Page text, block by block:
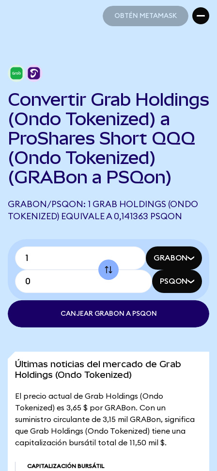
OBTÉN METAMASK
Convertir Grab Holdings
(Ondo Tokenized) a
ProShares Short QQQ
(Ondo Tokenized)
(GRABon a PSQon)
GRABON/PSQON: 1 GRAB HOLDINGS (ONDO
TOKENIZED) EQUIVALE A 0,141363 PSQON
GRABON
PSQON
CANJEAR GRABON A PSQON
Últimas noticias del mercado de Grab
Holdings (Ondo Tokenized)
El precio actual de Grab Holdings (Ondo
Tokenized) es 3,65 $ por GRABon. Con un
suministro circulante de 3,15 mil GRABon, significa
que Grab Holdings (Ondo Tokenized) tiene una
capitalización bursátil total de 11,50 mil $.
CAPITALIZACIÓN BURSÁTIL